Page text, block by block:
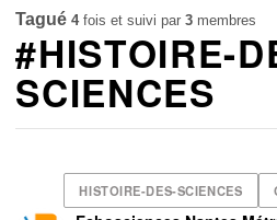
Tagué 4fois et suivi par3 membres
#HISTOIRE-
SCIENCES
HISTOIRE-DES-SCIENCES